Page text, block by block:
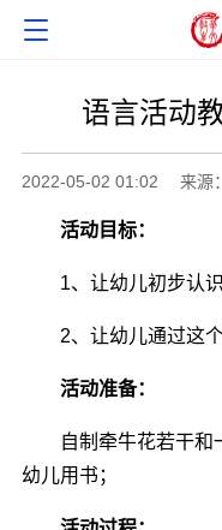
语言活动
2022-05-02 01:02 来源
活动目标：
1、让幼儿初步认识
2、让幼儿通过这个
活动准备：
自制牵牛花若干和一
幼儿用书；